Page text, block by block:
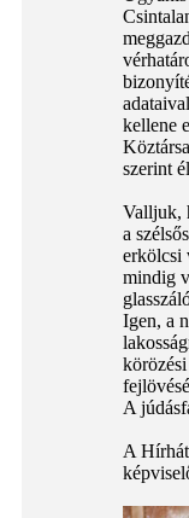
kellene
szerint
Valljuk,
a
erkölcsi
mindig
Igen, a
A
A